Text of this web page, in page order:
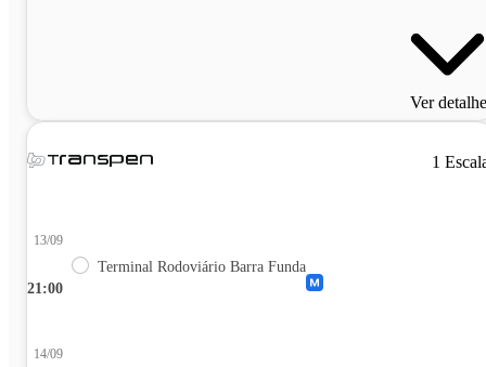
Ver
1
21:00
13/09
Terminal Rodoviário Barra Funda
14/09